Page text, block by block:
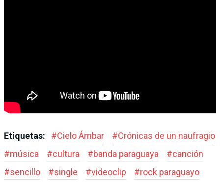
Etiquetas: #Cielo Ámbar #Crónicas de un naufragio
#música #cultura #banda paraguaya #canción
#sencillo #single #videoclip #rock paraguayo